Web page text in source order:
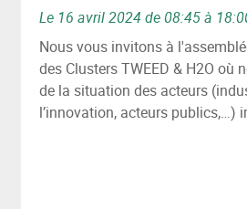
Le 16 avril 2024 de 08:45 à
Nous vous invitons à
des Clusters TWEED & H2O où
de la situation des acteurs
l’innovation, acteurs publics,…)